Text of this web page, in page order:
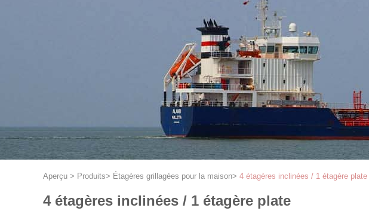
Aperçu > Produits> Étagères grillagées pour la maison> 4 étagères inclinées / 1 étagère plate
4 étagères inclinées / 1 étagère plate